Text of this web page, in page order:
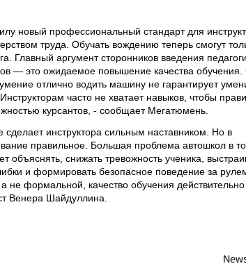
новый профессиональный стандарт для
труда. Обучать вождению теперь смогут
Главный аргумент сторонников введения
— это ожидаемое повышение качества обучения.
отлично водить машину не гарантирует
часто не хватает навыков, чтобы
курсантов, - сообщает Мегатюмень.
инструктора сильным наставником. Но в
правильное. Большая проблема автошкол в
объяснять, снижать тревожность ученика,
и формировать безопасное поведение за
не формальной, качество обучения
Венера Шайдуллина.